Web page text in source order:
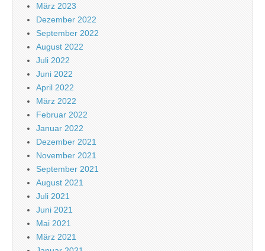
März 2023
Dezember 2022
September 2022
August 2022
Juli 2022
Juni 2022
April 2022
März 2022
Februar 2022
Januar 2022
Dezember 2021
November 2021
September 2021
August 2021
Juli 2021
Juni 2021
Mai 2021
März 2021